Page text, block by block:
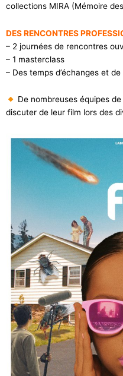
collections MIRA (Mémoire
DES RENCONTRES
– 2 journées de rencontres
– 1 masterclass
– Des temps d’échanges et
De nombreuses équipes
discuter de leur film lors des